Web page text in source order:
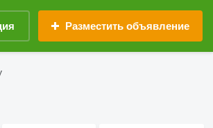
Разместить объявление